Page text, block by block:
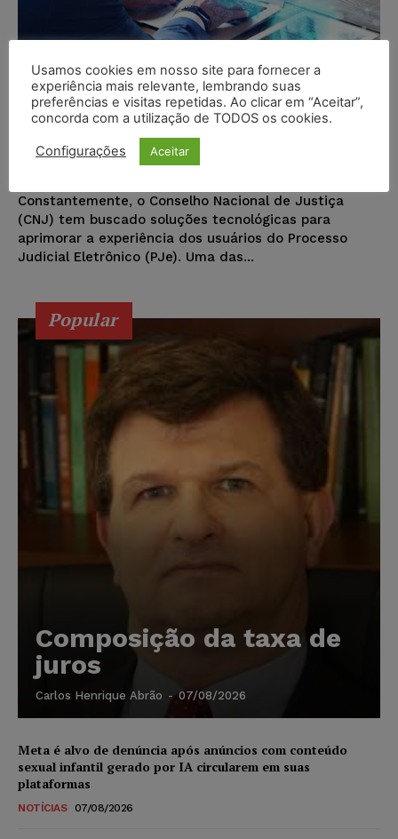
PJeOffice aumenta a praticidade
na utilização do sistema PJe
Constantemente, o Conselho Nacional de Justiça
(CNJ) tem buscado soluções tecnológicas para
aprimorar a experiência dos usuários do Processo
Judicial Eletrônico (PJe). Uma das...
Popular
Composição da taxa de
juros
Carlos Henrique Abrão - 07/08/2026
Meta é alvo de denúncia após anúncios com conteúdo
sexual infantil gerado por IA circularem em suas
plataformas
NOTÍCIAS 07/08/2026
Usamos cookies em nosso site para fornecer a
experiência mais relevante, lembrando suas
preferências e visitas repetidas. Ao clicar em “Aceitar”,
concorda com a utilização de TODOS os cookies.
Configurações Aceitar